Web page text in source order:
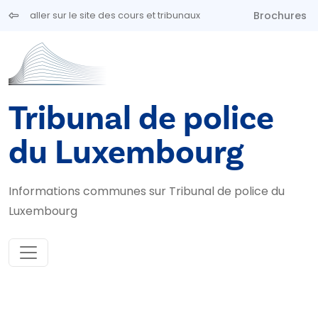
Aller au contenu principal
aller sur le site des cours et tribunaux Brochures
Tribunal de police
du Luxembourg
Informations communes sur Tribunal de police du
Luxembourg